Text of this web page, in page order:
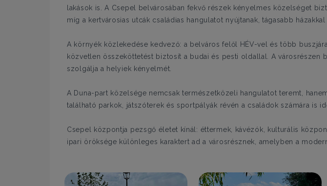
lakások is. A Csepel belvárosában fekvő részek kényelmes közelséget
míg a kertvárosias utcák családias hangulatot nyújtanak, tágasabb
A környék közlekedése kedvező: a belváros felől HÉV-vel és több
közvetlen összeköttetést biztosít a budai és pesti oldallal. A
szolgálja a helyiek kényelmét.
A Duna-part közelsége nemcsak természetközeli hangulatot teremt,
található parkok, játszóterek és sportpályák révén a családok számára is
Csepel központja pezsgő életet kínál: éttermek, kávézók, kulturális
ipari öröksége különleges karaktert ad a városrésznek, amelyben a